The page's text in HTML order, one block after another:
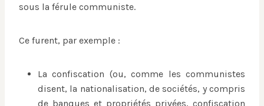
sous la férule communiste.
Ce furent, par exemple :
La confiscation (ou, comme les communistes
disent, la nationalisation, de sociétés, y compris
de banques et propriétés privées, confiscation